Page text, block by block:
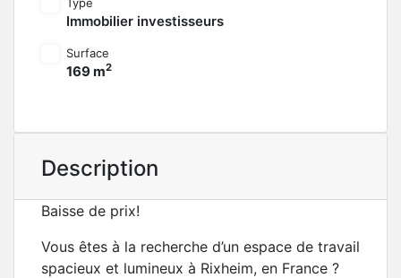
Immobilier investisseurs
Surface
169 m2
Description
Baisse de prix!
Vous êtes à la recherche d’un espace de travail
spacieux et lumineux à Rixheim, en France ?